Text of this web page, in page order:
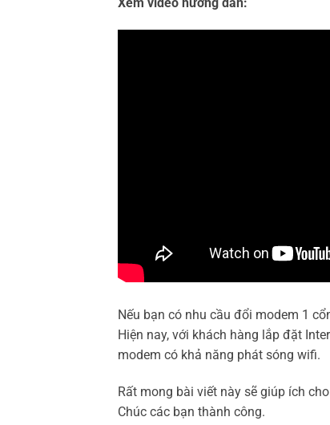
Nếu bạn có nhu cầu đổi modem 1
Hiện nay, với khách hàng lắp đặt
modem có khả năng phát sóng wifi.
Rất mong bài viết này sẽ giúp ích
Chúc các bạn thành công.